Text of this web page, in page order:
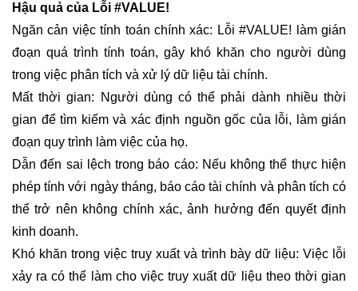
Hậu quả của Lỗi #VALUE!
Ngăn cản việc tính toán chính xác: Lỗi #VALUE! làm gián
đoạn quá trình tính toán, gây khó khăn cho người dùng
trong việc phân tích và xử lý dữ liệu tài chính.
Mất thời gian: Người dùng có thể phải dành nhiều thời
gian để tìm kiếm và xác định nguồn gốc của lỗi, làm gián
đoạn quy trình làm việc của họ.
Dẫn đến sai lệch trong báo cáo: Nếu không thể thực hiện
phép tính với ngày tháng, báo cáo tài chính và phân tích có
thể trở nên không chính xác, ảnh hưởng đến quyết định
kinh doanh.
Khó khăn trong việc truy xuất và trình bày dữ liệu: Việc lỗi
xảy ra có thể làm cho việc truy xuất dữ liệu theo thời gian